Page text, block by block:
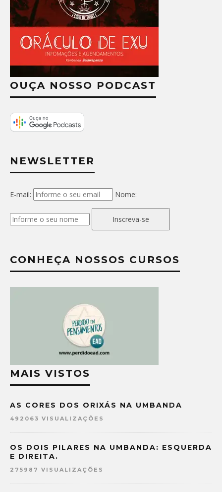
OUÇA NOSSO PODCAST
NEWSLETTER
E-mail: Nome:
Inscreva-se
CONHEÇA NOSSOS CURSOS
MAIS VISTOS
AS CORES DOS ORIXÁS NA UMBANDA
492063 VISUALIZAÇÕES
OS DOIS PILARES NA UMBANDA: ESQUERDA
E DIREITA.
275987 VISUALIZAÇÕES